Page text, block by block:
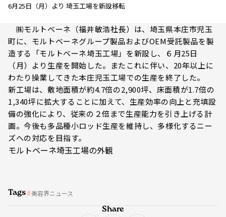
6月25日（月）より 埼玉工場を新設移転
㈱モルトベーネ（福井敏浩社長）は、埼玉県本庄市児玉
町に、モルトベーネグループ製品およびOEM受託製品を製
造する「モルトベーネ埼玉工場」を新設し、６月25日
（月）より生産を開始した。またこれに伴い、20年以上に
わたり操業してきた本庄児玉工場での生産を終了した。
新工場は、敷地面積が約4.7倍の2,900坪、床面積が1.7倍の
1,340坪に拡大することに加えて、生産効率の向上と充填設
備の強化により、従来の２倍まで生産能力を引き上げる計
画。今後も多品種小ロッド生産を維持し、多様化するニー
ズへの対応を目指す。
モルトベーネ埼玉工場の外観
Tags 美容界ニュース
Share